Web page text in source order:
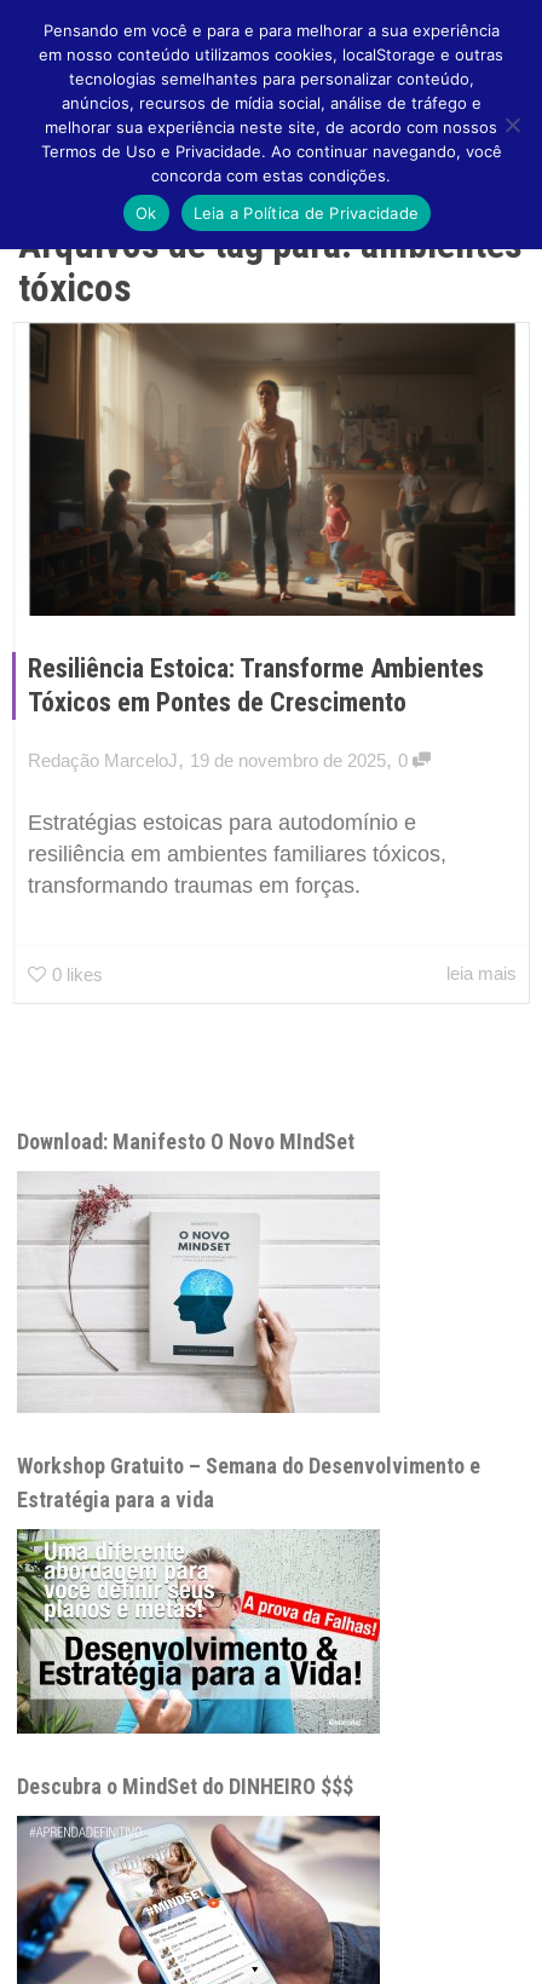
Arquivos de tag para: ambientes
tóxicos
Resiliência Estoica: Transforme Ambientes
Tóxicos em Pontes de Crescimento
Redação MarceloJ, 19 de novembro de 2025, 0
Estratégias estoicas para autodomínio e
resiliência em ambientes familiares tóxicos,
transformando traumas em forças.
0 likes leia mais
Download: Manifesto O Novo MIndSet
Workshop Gratuito – Semana do Desenvolvimento e
Estratégia para a vida
Descubra o MindSet do DINHEIRO $$$
Pensando em você e para e para melhorar a sua experiência
em nosso conteúdo utilizamos cookies, localStorage e outras
tecnologias semelhantes para personalizar conteúdo,
anúncios, recursos de mídia social, análise de tráfego e
melhorar sua experiência neste site, de acordo com nossos
Termos de Uso e Privacidade. Ao continuar navegando, você
concorda com estas condições.
Ok
Leia a Política de Privacidade